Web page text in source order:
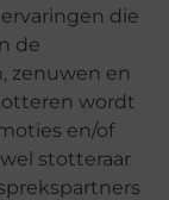
die
de
zenuwen en
wordt
en/of
stotteraar